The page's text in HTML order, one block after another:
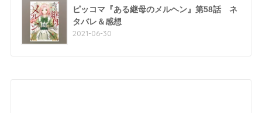
ピッコマ『ある継母のメルヘン』第58話 ネ
タバレ＆感想
2021-06-30